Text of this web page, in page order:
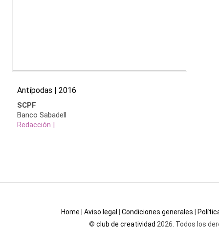
Antípodas | 2016
SCPF
Banco Sabadell
Redacción |
Home Aviso legal Condiciones generales
© club de creatividad 2026. Todos los